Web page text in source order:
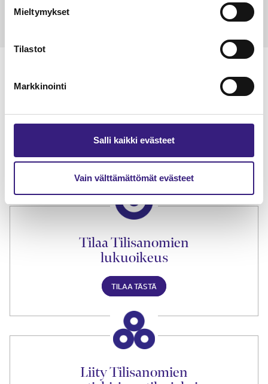
Mieltymykset
Tilastot
Markkinointi
Salli kaikki evästeet
Vain välttämättömät evästeet
Lue Tilisanomien
näytenumero
TILAA TÄSTÄ
Tilaa Tilisanomien
lukuoikeus
TILAA TÄSTÄ
Liity Tilisanomien